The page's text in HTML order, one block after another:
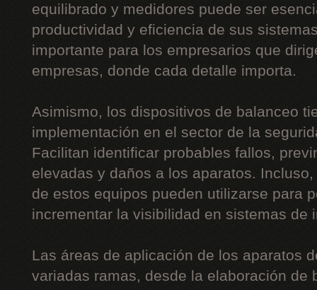
equilibrado y medidores puede ser
productividad y eficiencia de sus
importante para los empresarios que
empresas, donde cada detalle importa.
Asimismo, los dispositivos de balanceo
implementación en el sector de la
Facilitan identificar probables fallos,
elevadas y daños a los aparatos.
de estos equipos pueden utilizarse para
incrementar la visibilidad en sistemas de
Las áreas de aplicación de los aparatos
variadas ramas, desde la elaboración de